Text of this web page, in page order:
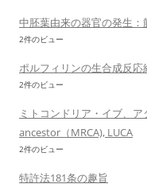
中胚葉由来の器官の発生：
2件のビュー
ポルフィリンの生合成反応
2件のビュー
ミトコンドリア・イブ、
ancestor（MRCA), LUCA
2件のビュー
特許法181条の趣旨